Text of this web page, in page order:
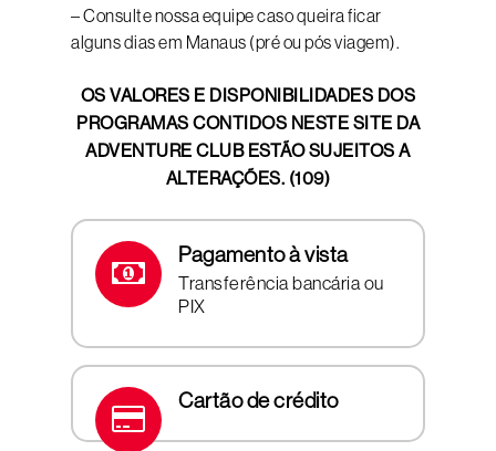
– Consulte nossa equipe caso queira ficar
alguns dias em Manaus (pré ou pós viagem).
OS VALORES E DISPONIBILIDADES DOS
PROGRAMAS CONTIDOS NESTE SITE DA
ADVENTURE CLUB ESTÃO SUJEITOS A
ALTERAÇÕES. (109)
Pagamento à vista
Transferência bancária ou
PIX
Cartão de crédito